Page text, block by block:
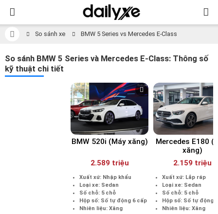
So sánh xe BMW 5 Series vs Mercedes E-Class
So sánh BMW 5 Series và Mercedes E-Class: Thông số
kỹ thuật chi tiết
BMW 520i (Máy xăng)
2.589 triệu
Xuất xứ: Nhập khẩu
Loại xe: Sedan
Số chỗ: 5 chỗ
Hộp số: Số tự động 6 cấp
Nhiên liệu: Xăng
Mercedes E180
xăng)
2.159 triệu
Xuất xứ: Lắp ráp
Loại xe: Sedan
Số chỗ: 5 chỗ
Hộp số: Số tự động
Nhiên liệu: Xăng